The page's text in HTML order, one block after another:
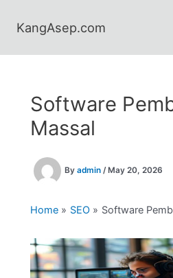
KangAsep.com
Software
Massal
By admin / May 20, 2026
Home SEO Software